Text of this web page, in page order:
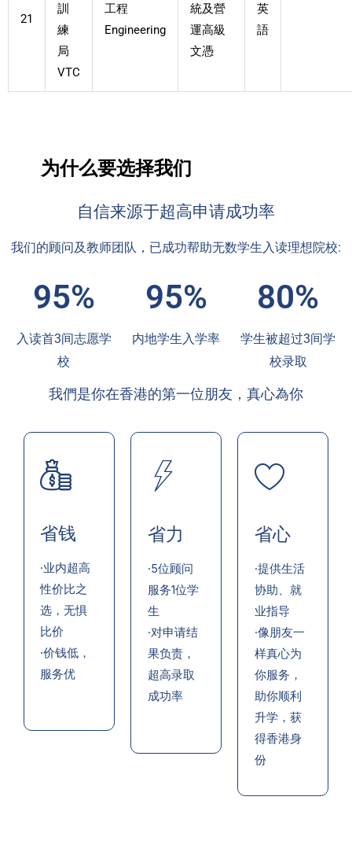
21
訓
練
局
VTC
工程
Engineering
統及營
運高級
文憑
英
語
为什么要选择我们
自信来源于超高申请成功率
我们的顾问及教师团队，已成功帮助无数学生入读理想院校:
95%
入读首3间志愿学
校
95%
内地学生入学率
80%
学生被超过3间学
校录取
我們是你在香港的第一位朋友，真心為你
省钱
·业内超高
性价比之
选，无惧
比价
·价钱低，
服务优
省力
·5位顾问
服务1位学
生
·对申请结
果负责，
超高录取
成功率
省心
·提供生活
协助、就
业指导
·像朋友一
样真心为
你服务，
助你顺利
升学，获
得香港身
份